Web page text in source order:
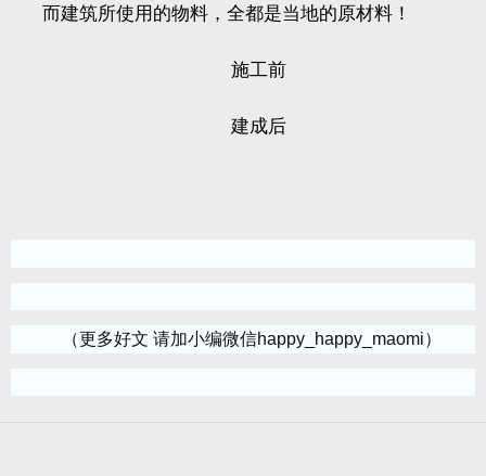
而建筑所使用的物料，全都是当地的原材料！
施工前
建成后
（更多好文 请加小编微信happy_happy_maomi）